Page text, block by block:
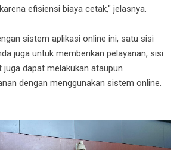
efisiensi biaya cetak," jelasnya.
sistem aplikasi online ini, satu sisi
juga untuk memberikan pelayanan, sisi
juga dapat melakukan ataupun
dengan menggunakan sistem online.